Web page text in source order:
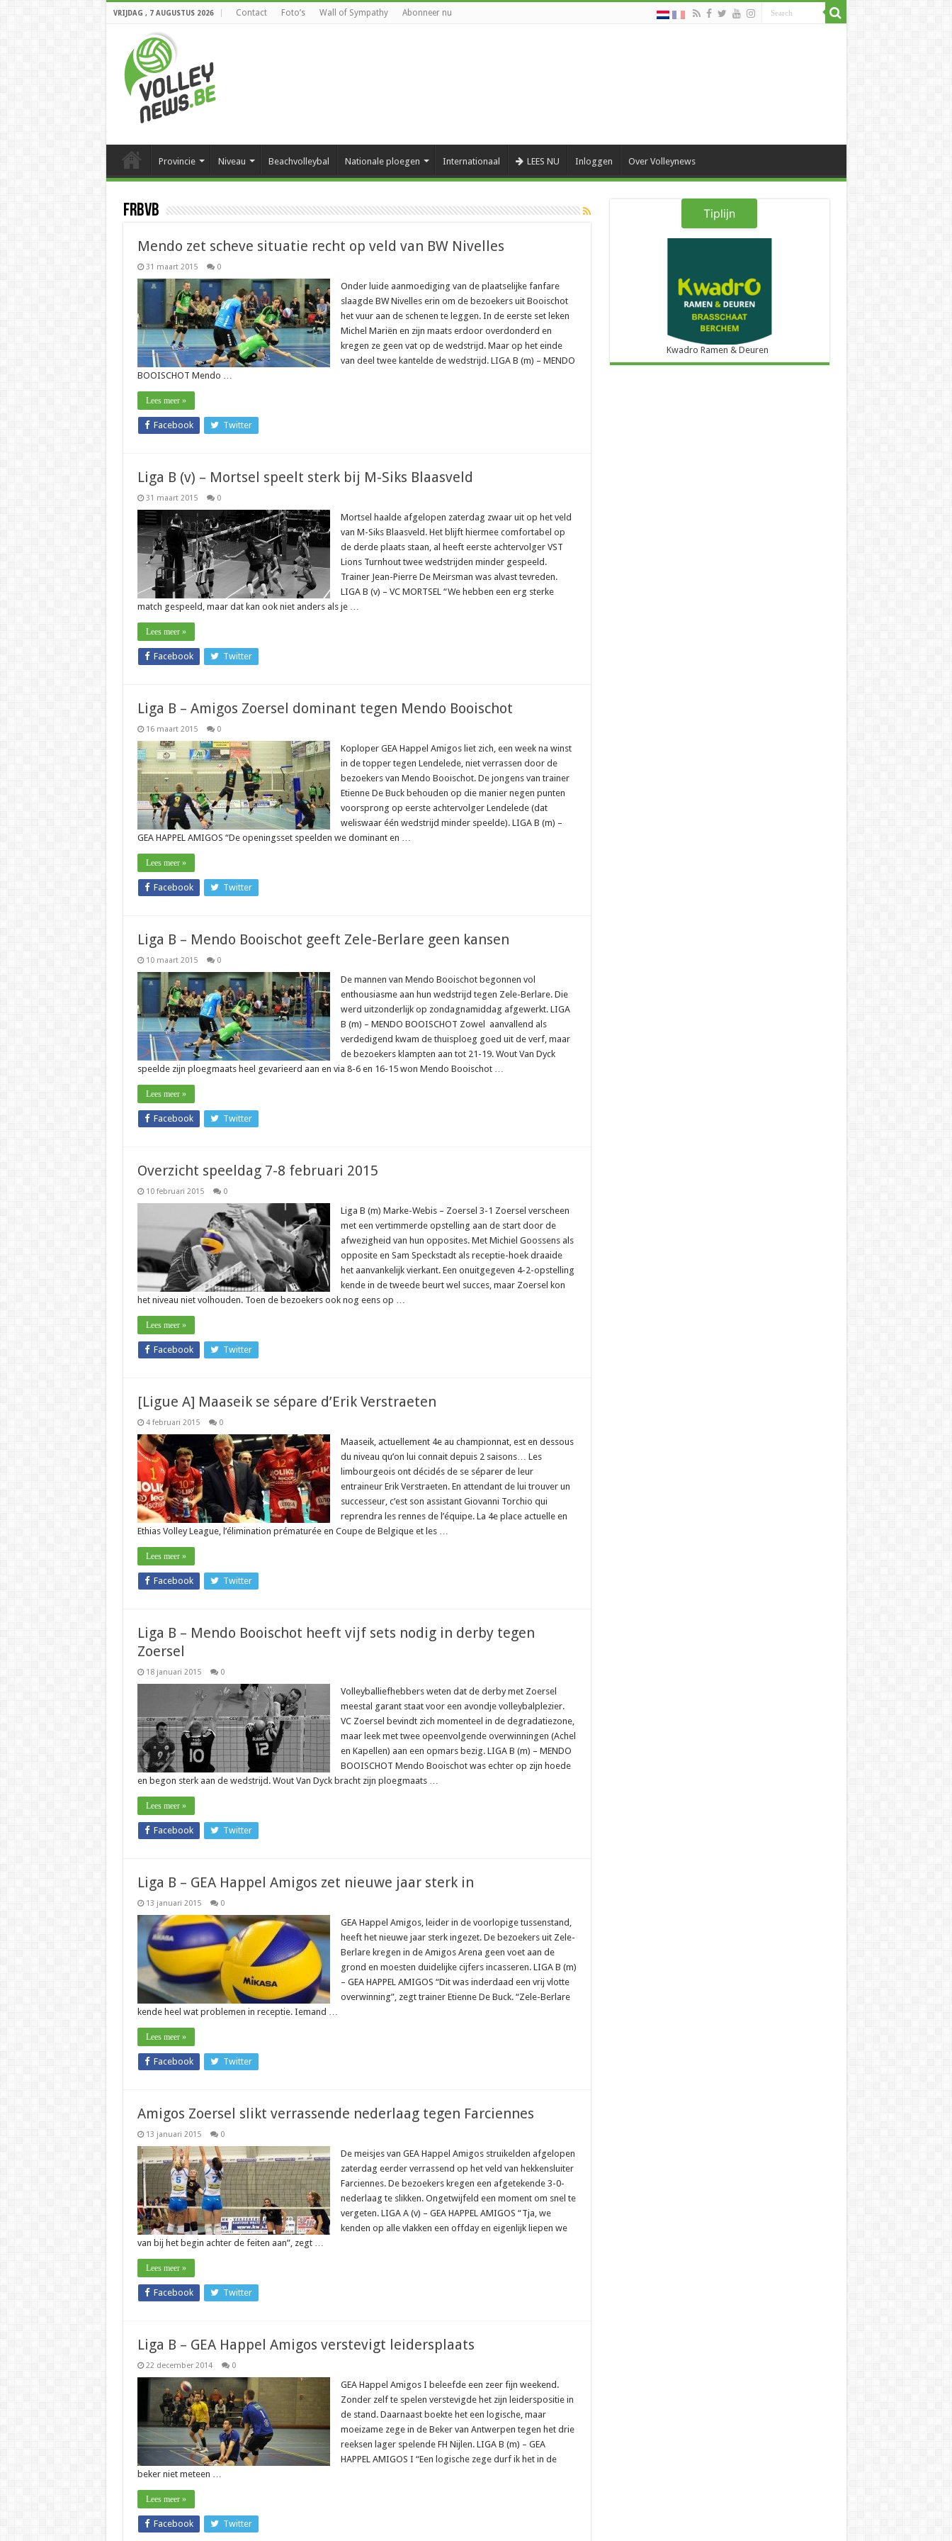
VRIJDAG , 7 AUGUSTUS 2026 Contact Foto’s Wall of Sympathy Abonneer nu
Provincie Niveau Beachvolleybal Nationale ploegen Internationaal LEES NU Inloggen Over Volleynews
FRBVB
Mendo zet scheve situatie recht op veld van BW Nivelles
31 maart 2015 0
Onder luide aanmoediging van de plaatselijke fanfare
slaagde BW Nivelles erin om de bezoekers uit Booischot
het vuur aan de schenen te leggen. In de eerste set leken
Michel Mariën en zijn maats erdoor overdonderd en
kregen ze geen vat op de wedstrijd. Maar op het einde
van deel twee kantelde de wedstrijd. LIGA B (m) – MENDO
BOOISCHOT Mendo …
Lees meer »
Facebook Twitter
Liga B (v) – Mortsel speelt sterk bij M-Siks Blaasveld
31 maart 2015 0
Mortsel haalde afgelopen zaterdag zwaar uit op het veld
van M-Siks Blaasveld. Het blijft hiermee comfortabel op
de derde plaats staan, al heeft eerste achtervolger VST
Lions Turnhout twee wedstrijden minder gespeeld.
Trainer Jean-Pierre De Meirsman was alvast tevreden.
LIGA B (v) – VC MORTSEL “We hebben een erg sterke
match gespeeld, maar dat kan ook niet anders als je …
Lees meer »
Facebook Twitter
Liga B – Amigos Zoersel dominant tegen Mendo Booischot
16 maart 2015 0
Koploper GEA Happel Amigos liet zich, een week na winst
in de topper tegen Lendelede, niet verrassen door de
bezoekers van Mendo Booischot. De jongens van trainer
Etienne De Buck behouden op die manier negen punten
voorsprong op eerste achtervolger Lendelede (dat
weliswaar één wedstrijd minder speelde). LIGA B (m) –
GEA HAPPEL AMIGOS “De openingsset speelden we dominant en …
Lees meer »
Facebook Twitter
Liga B – Mendo Booischot geeft Zele-Berlare geen kansen
10 maart 2015 0
De mannen van Mendo Booischot begonnen vol
enthousiasme aan hun wedstrijd tegen Zele-Berlare. Die
werd uitzonderlijk op zondagnamiddag afgewerkt. LIGA
B (m) – MENDO BOOISCHOT Zowel aanvallend als
verdedigend kwam de thuisploeg goed uit de verf, maar
de bezoekers klampten aan tot 21-19. Wout Van Dyck
speelde zijn ploegmaats heel gevarieerd aan en via 8-6 en 16-15 won Mendo Booischot …
Lees meer »
Facebook Twitter
Overzicht speeldag 7-8 februari 2015
10 februari 2015 0
Liga B (m) Marke-Webis – Zoersel 3-1 Zoersel verscheen
met een vertimmerde opstelling aan de start door de
afwezigheid van hun opposites. Met Michiel Goossens als
opposite en Sam Speckstadt als receptie-hoek draaide
het aanvankelijk vierkant. Een onuitgegeven 4-2-opstelling
kende in de tweede beurt wel succes, maar Zoersel kon
het niveau niet volhouden. Toen de bezoekers ook nog eens op …
Lees meer »
Facebook Twitter
[Ligue A] Maaseik se sépare d’Erik Verstraeten
4 februari 2015 0
Maaseik, actuellement 4e au championnat, est en dessous
du niveau qu’on lui connait depuis 2 saisons… Les
limbourgeois ont décidés de se séparer de leur
entraineur Erik Verstraeten. En attendant de lui trouver un
successeur, c’est son assistant Giovanni Torchio qui
reprendra les rennes de l’équipe. La 4e place actuelle en
Ethias Volley League, l’élimination prématurée en Coupe de Belgique et les …
Lees meer »
Facebook Twitter
Liga B – Mendo Booischot heeft vijf sets nodig in derby tegen
Zoersel
18 januari 2015 0
Volleyballiefhebbers weten dat de derby met Zoersel
meestal garant staat voor een avondje volleybalplezier.
VC Zoersel bevindt zich momenteel in de degradatiezone,
maar leek met twee opeenvolgende overwinningen (Achel
en Kapellen) aan een opmars bezig. LIGA B (m) – MENDO
BOOISCHOT Mendo Booischot was echter op zijn hoede
en begon sterk aan de wedstrijd. Wout Van Dyck bracht zijn ploegmaats …
Lees meer »
Facebook Twitter
Liga B – GEA Happel Amigos zet nieuwe jaar sterk in
13 januari 2015 0
GEA Happel Amigos, leider in de voorlopige tussenstand,
heeft het nieuwe jaar sterk ingezet. De bezoekers uit Zele-
Berlare kregen in de Amigos Arena geen voet aan de
grond en moesten duidelijke cijfers incasseren. LIGA B (m)
– GEA HAPPEL AMIGOS “Dit was inderdaad een vrij vlotte
overwinning”, zegt trainer Etienne De Buck. “Zele-Berlare
kende heel wat problemen in receptie. Iemand …
Lees meer »
Facebook Twitter
Amigos Zoersel slikt verrassende nederlaag tegen Farciennes
13 januari 2015 0
De meisjes van GEA Happel Amigos struikelden afgelopen
zaterdag eerder verrassend op het veld van hekkensluiter
Farciennes. De bezoekers kregen een afgetekende 3-0-
nederlaag te slikken. Ongetwijfeld een moment om snel te
vergeten. LIGA A (v) – GEA HAPPEL AMIGOS “Tja, we
kenden op alle vlakken een offday en eigenlijk liepen we
van bij het begin achter de feiten aan”, zegt …
Lees meer »
Facebook Twitter
Liga B – GEA Happel Amigos verstevigt leidersplaats
22 december 2014 0
GEA Happel Amigos I beleefde een zeer fijn weekend.
Zonder zelf te spelen verstevigde het zijn leiderspositie in
de stand. Daarnaast boekte het een logische, maar
moeizame zege in de Beker van Antwerpen tegen het drie
reeksen lager spelende FH Nijlen. LIGA B (m) – GEA
HAPPEL AMIGOS I “Een logische zege durf ik het in de
beker niet meteen …
Lees meer »
Facebook Twitter
Tiplijn
Kwadro Ramen & Deuren